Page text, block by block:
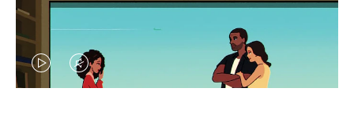
EL
EL